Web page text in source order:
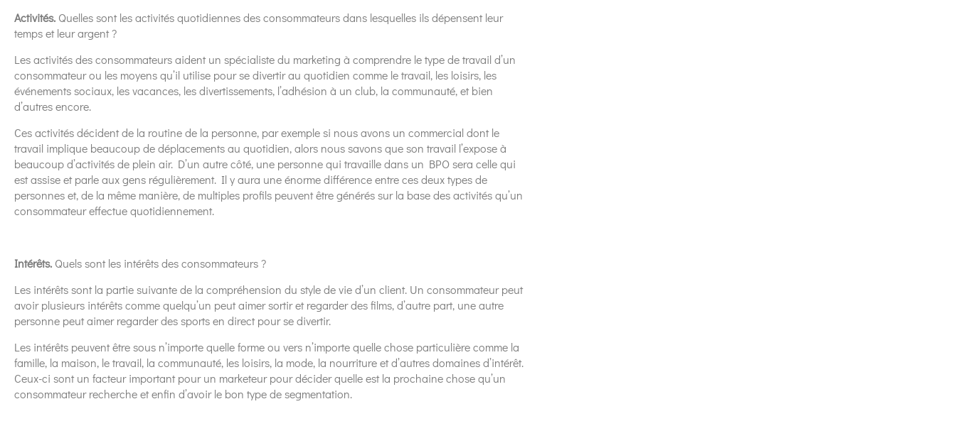
Activités. Quelles sont les activités quotidiennes des consommateurs dans lesquelles ils dépensent leur
temps et leur argent ?
Les activités des consommateurs aident un spécialiste du marketing à comprendre le type de travail d’un
consommateur ou les moyens qu’il utilise pour se divertir au quotidien comme le travail, les loisirs, les
événements sociaux, les vacances, les divertissements, l’adhésion à un club, la communauté, et bien
d’autres encore.
Ces activités décident de la routine de la personne, par exemple si nous avons un commercial dont le
travail implique beaucoup de déplacements au quotidien, alors nous savons que son travail l’expose à
beaucoup d’activités de plein air. D’un autre côté, une personne qui travaille dans un BPO sera celle qui
est assise et parle aux gens régulièrement. Il y aura une énorme différence entre ces deux types de
personnes et, de la même manière, de multiples profils peuvent être générés sur la base des activités qu’un
consommateur effectue quotidiennement.
Intérêts. Quels sont les intérêts des consommateurs ?
Les intérêts sont la partie suivante de la compréhension du style de vie d’un client. Un consommateur peut
avoir plusieurs intérêts comme quelqu’un peut aimer sortir et regarder des films, d’autre part, une autre
personne peut aimer regarder des sports en direct pour se divertir.
Les intérêts peuvent être sous n’importe quelle forme ou vers n’importe quelle chose particulière comme la
famille, la maison, le travail, la communauté, les loisirs, la mode, la nourriture et d’autres domaines d’intérêt.
Ceux-ci sont un facteur important pour un marketeur pour décider quelle est la prochaine chose qu’un
consommateur recherche et enfin d’avoir le bon type de segmentation.